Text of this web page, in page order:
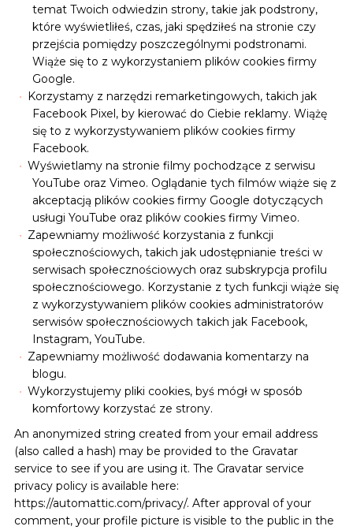
temat Twoich odwiedzin strony, takie jak podstrony,
które wyświetliłeś, czas, jaki spędziłeś na stronie czy
przejścia pomiędzy poszczególnymi podstronami.
Wiąże się to z wykorzystaniem plików cookies firmy
Google.
Korzystamy z narzędzi remarketingowych, takich jak
Facebook Pixel, by kierować do Ciebie reklamy. Wiążę
się to z wykorzystywaniem plików cookies firmy
Facebook.
Wyświetlamy na stronie filmy pochodzące z serwisu
YouTube oraz Vimeo. Oglądanie tych filmów wiąże się z
akceptacją plików cookies firmy Google dotyczących
usługi YouTube oraz plików cookies firmy Vimeo.
Zapewniamy możliwość korzystania z funkcji
społecznościowych, takich jak udostępnianie treści w
serwisach społecznościowych oraz subskrypcja profilu
społecznościowego. Korzystanie z tych funkcji wiąże się
z wykorzystywaniem plików cookies administratorów
serwisów społecznościowych takich jak Facebook,
Instagram, YouTube.
Zapewniamy możliwość dodawania komentarzy na
blogu.
Wykorzystujemy pliki cookies, byś mógł w sposób
komfortowy korzystać ze strony.
An anonymized string created from your email address
(also called a hash) may be provided to the Gravatar
service to see if you are using it. The Gravatar service
privacy policy is available here:
https://automattic.com/privacy/. After approval of your
comment, your profile picture is visible to the public in the